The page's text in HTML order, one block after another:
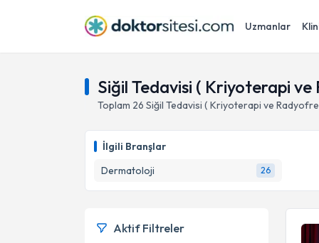
Uzmanlar
Siğil Tedavisi ( Kriyoterapi
Toplam 26 Siğil Tedavisi ( Kriyoterapi ve
İlgili Branşlar
Dermatoloji
26
Aktif Filtreler